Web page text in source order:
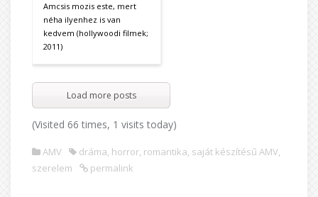
Amcsis mozis este, mert
néha ilyenhez is van
kedvem (hollywoodi filmek;
2011)
Load more posts
(Visited 66 times, 1 visits today)
AMV dráma, horror, romantika, saját készítésű AMV,
szerelem
permalink